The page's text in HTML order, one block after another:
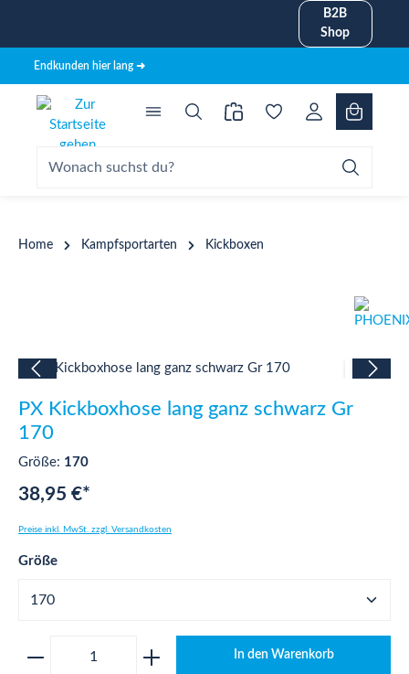
B2B
Shop
Endkunden hier lang ➜
Home Kampfsportarten Kickboxen
Bildergalerie überspringen
PX Kickboxhose lang ganz schwarz Gr
170
Größe: 170
38,95 €*
Preise inkl. MwSt. zzgl. Versandkosten
Größeauswählen
Produkt Anzahl: Gib den gewünschten
In den Warenkorb